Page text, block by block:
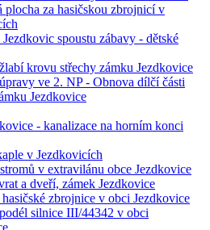
plocha za hasičskou zbrojnicí v
spoustu zábavy - dětské
krovu střechy zámku Jezdkovice
ve 2. NP - Obnova dílčí části
Jezdkovice
- kanalizace na horním konci
v Jezdkovicích
v extravilánu obce Jezdkovice
a dveří, zámek Jezdkovice
zbrojnice v obci Jezdkovice
silnice III/44342 v obci